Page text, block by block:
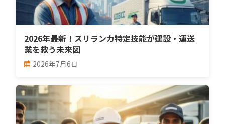
2026年最新！スリランカ特定技能が建設・運送
業を救う未来図
2026年7月6日